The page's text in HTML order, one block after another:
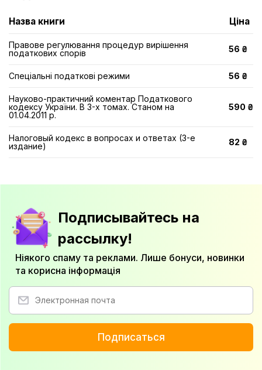
Назва книги Ціна
Правове регулювання процедур вирішення
податкових спорів
56 ₴
Спеціальні податкові режими 56 ₴
Науково-практичний коментар Податкового
кодексу України. В 3-х томах. Станом на
01.04.2011 р.
590 ₴
Налоговый кодекс в вопросах и ответах (3-е
издание)
82 ₴
Подписывайтесь на
рассылку!
Ніякого спаму та реклами. Лише бонуси, новинки
та корисна інформація
Подписаться